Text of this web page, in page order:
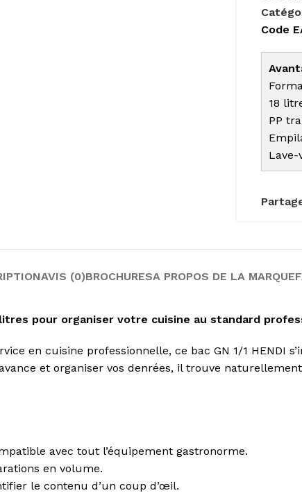
Code
18
PP
Lave-
AVIS (0)BROCHURESA PROPOS DE LA MARQUE
litres pour organiser votre cuisine au standard
en cuisine professionnelle, ce bac GN 1/1 HENDI
et organiser vos denrées, il trouve
avec tout l’équipement gastronorme.
en volume.
le contenu d’un coup d’œil.